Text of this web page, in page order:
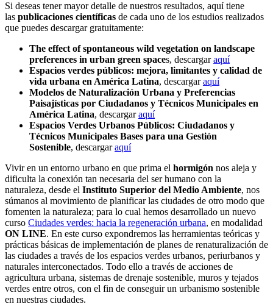
Si deseas tener mayor detalle de nuestros resultados, aquí tiene
las publicaciones científicas de cada uno de los estudios realizados
que puedes descargar gratuitamente:
The effect of spontaneous wild vegetation on landscape
preferences in urban green spaces, descargaraquí
Espacios verdes públicos: mejora, limitantes y calidad de
vida urbana en América Latina, descargaraquí
Modelos de Naturalización Urbana y Preferencias
Paisajísticas por Ciudadanos y Técnicos Municipales en
América Latina, descargaraquí
Espacios Verdes Urbanos Públicos: Ciudadanos y
Técnicos Municipales Bases para una Gestión
Sostenible, descargaraquí
Vivir en un entorno urbano en que prima el hormigón nos aleja y
dificulta la conexión tan necesaria del ser humano con la
naturaleza, desde el Instituto Superior del Medio Ambiente, nos
súmanos al movimiento de planificar las ciudades de otro modo que
fomenten la naturaleza; para lo cual hemos desarrollado un nuevo
curso Ciudades verdes: hacia la regeneración urbana, en modalidad
ON LINE. En este curso expondremos las herramientas teóricas y
prácticas básicas de implementación de planes de renaturalización de
las ciudades a través de los espacios verdes urbanos, periurbanos y
naturales interconectados. Todo ello a través de acciones de
agricultura urbana, sistemas de drenaje sostenible, muros y tejados
verdes entre otros, con el fin de conseguir un urbanismo sostenible
en nuestras ciudades.